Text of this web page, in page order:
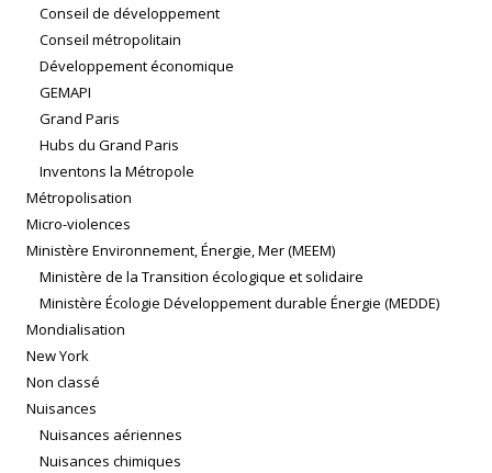
Conseil de développement
Conseil métropolitain
Développement économique
GEMAPI
Grand Paris
Hubs du Grand Paris
Inventons la Métropole
Métropolisation
Micro-violences
Ministère Environnement, Énergie, Mer (MEEM)
Ministère de la Transition écologique et solidaire
Ministère Écologie Développement durable Énergie (MEDDE)
Mondialisation
New York
Non classé
Nuisances
Nuisances aériennes
Nuisances chimiques